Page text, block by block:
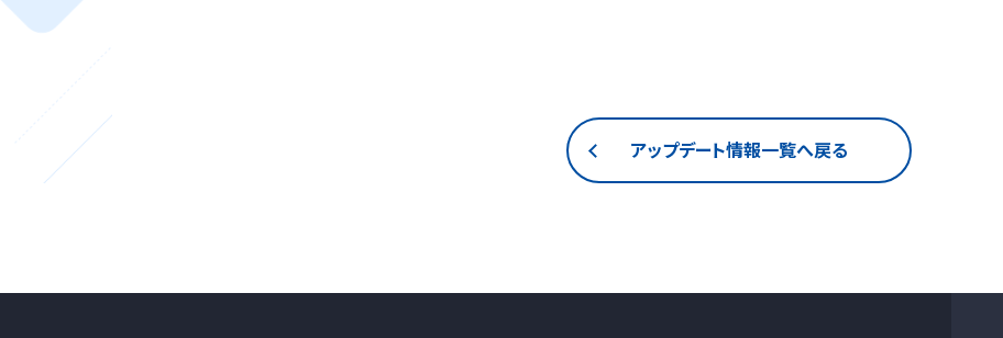
アップデート情報一覧へ戻る